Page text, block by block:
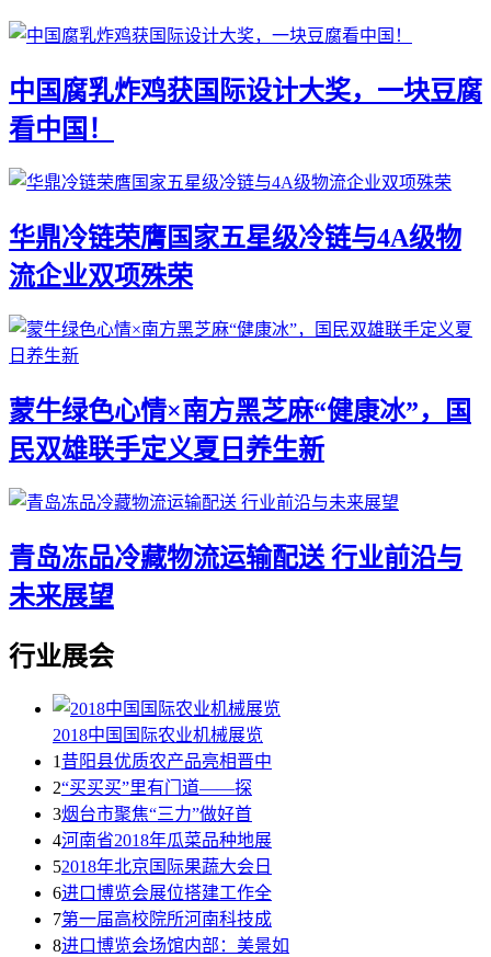
中国腐乳炸鸡获国际设计大奖，一块豆腐
看中国！
华鼎冷链荣膺国家五星级冷链与4A级物
流企业双项殊荣
蒙牛绿色心情×南方黑芝麻“健康冰”，国
民双雄联手定义夏日养生新
青岛冻品冷藏物流运输配送 行业前沿与
未来展望
行业展会
2018中国国际农业机械展览
1昔阳县优质农产品亮相晋中
2“买买买”里有门道——探
3烟台市聚焦“三力”做好首
4河南省2018年瓜菜品种地展
52018年北京国际果蔬大会日
6进口博览会展位搭建工作全
7第一届高校院所河南科技成
8进口博览会场馆内部：美景如